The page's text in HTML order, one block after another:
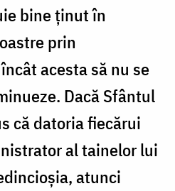
bine ținut în
prin
acesta să nu se
Dacă Sfântul
că datoria fiecărui
al tainelor lui
atunci